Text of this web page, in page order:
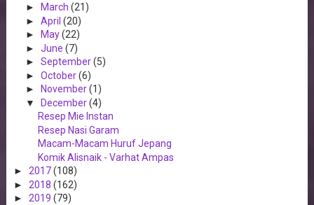
►
March (21)
► April (20)
►
May(22)
► June (7)
► September(5)
► October(6)
►
November(1)
▼ December(4)
Resep Mie Instan
Resep Nasi Garam
Macam-Macam Huruf Jepang
Komik Alisnaik - Varhat Ampas
► 2017(108)
► 2018 (162)
► 2019 (79)